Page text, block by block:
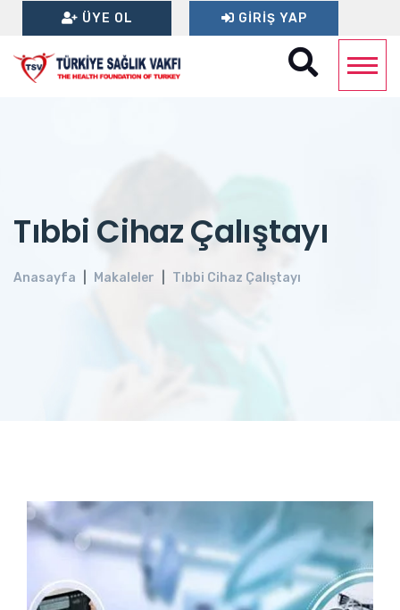
ÜYE OL GIRIŞ YAP
Tıbbi Cihaz Çalıştayı
Anasayfa Makaleler Tıbbi Cihaz Çalıştayı